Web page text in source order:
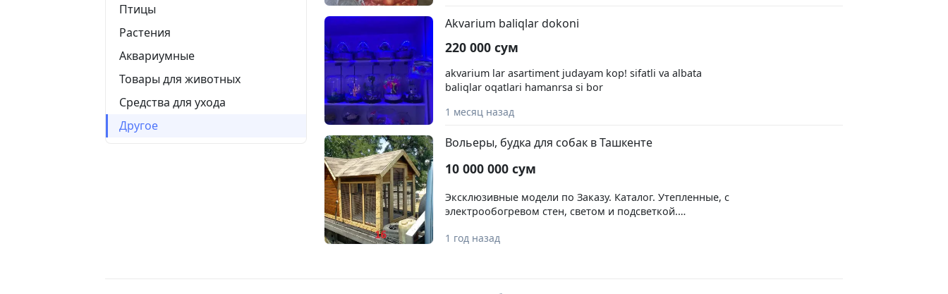
Akvarium baliqlar dokoni
220 000 сум
akvarium lar asartiment judayam kop! sifatli va albata
baliqlar oqatlari hamanrsa si bor
1 месяц назад
Вольеры, будка для собак в Ташкенте
10 000 000 сум
Эксклюзивные модели по Заказу. Каталог. Утепленные, с
электрообогревом стен, светом и подсветкой.
соответствует. Стоимость уточняем по телефону. Все
1 год назад
Птицы
Растения
Аквариумные
Товары для животных
Средства для ухода
Другое